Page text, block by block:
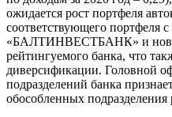
ожидается рост портфеля
соответствующего портфеля
«БАЛТИНВЕСТБАНК» и
рейтингуемого банка, что
диверсификации. Головной
подразделений банка
обособленных